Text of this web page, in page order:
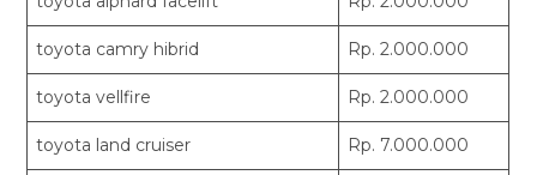
toyota camry hibrid Rp. 2.000.000
toyota vellfire Rp. 2.000.000
toyota land cruiser Rp. 7.000.000